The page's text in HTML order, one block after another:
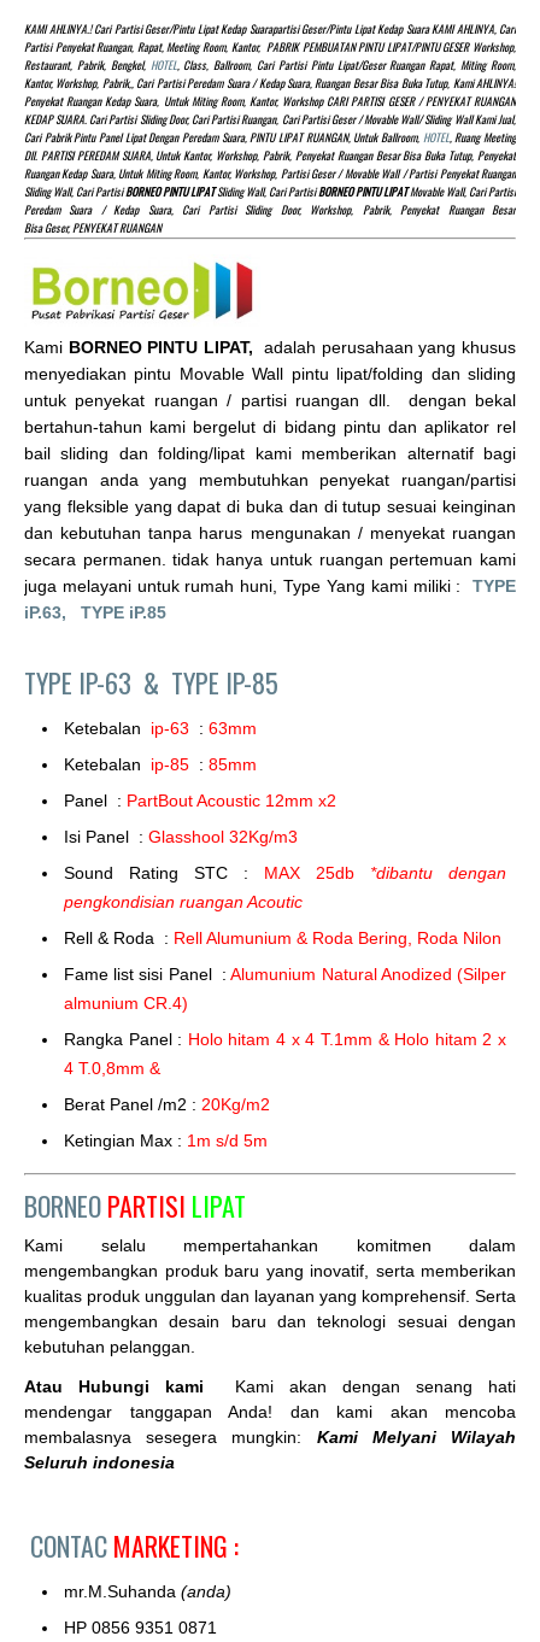
KAMI AHLINYA.! Cari Partisi Geser/pintu Lipat Kedap Suarapartisi Geser/pintu Lipat Kedap Suara KAMI AHLINYA, Cari
Partisi Penyekat Ruangan, Rapat, Meeting Room, Kantor, PABRIK PEMBUATAN PINTU LIPAT/PINTU GESER Workshop,
Restaurant, Pabrik, Bengkel, HOTEL, Class, Ballroom, Cari Partisi Pintu Lipat/Geser Ruangan Rapat, Miting Room,
Kantor, Workshop, Pabrik,, Cari Partisi Peredam Suara / Kedap Suara, Ruangan Besar Bisa Buka Tutup, Kami AHLINYA!
Penyekat Ruangan Kedap Suara, Untuk Miting Room, Kantor, Workshop CARI PARTISI GESER / PENYEKAT RUANGAN
KEDAP SUARA. Cari Partisi Sliding Door, Cari Partisi Ruangan, Cari Partisi Geser / Movable Wall/ Sliding Wall Kami Jual,
Cari Pabrik Pintu Panel Lipat Dengan Peredam Suara, PINTU LIPAT RUANGAN, Untuk Ballroom, HOTEL, Ruang Meeting
Dll. PARTISI PEREDAM SUARA, Untuk Kantor, Workshop, Pabrik, Penyekat Ruangan Besar Bisa Buka Tutup, Penyekat
Ruangan Kedap Suara, Untuk Miting Room, Kantor, Workshop, Partisi Geser / Movable Wall / Partisi Penyekat Ruangan
Sliding Wall, Cari PartisiBORNEO PINTU LIPATSliding Wall, Cari PartisiBORNEO PINTU LIPATMovable Wall, Cari Partisi
Peredam Suara / Kedap Suara, Cari Partisi Sliding Door, Workshop, Pabrik, Penyekat Ruangan Besar
Bisa Geser, PENYEKAT RUANGAN
Kami BORNEO PINTU LIPAT, adalah perusahaan yang khusus
menyediakan pintu Movable Wall pintu lipat/folding dan sliding
untuk penyekat ruangan / partisi ruangan dll. dengan bekal
bertahun-tahun kami bergelut di bidang pintu dan aplikator rel
bail sliding dan folding/lipat kami memberikan alternatif bagi
ruangan anda yang membutuhkan penyekat ruangan/partisi
yang fleksible yang dapat di buka dan di tutup sesuai keinginan
dan kebutuhan tanpa harus mengunakan / menyekat ruangan
secara permanen. tidak hanya untuk ruangan pertemuan kami
juga melayani untuk rumah huni, Type Yang kami miliki : TYPE
iP.63, TYPE iP.85
TYPE IP-63 & TYPE IP-85
Ketebalan ip-63 : 63mm
Ketebalan ip-85 : 85mm
Panel : PartBout Acoustic 12mm x2
Isi Panel : Glasshool 32Kg/m3
Sound Rating STC : MAX 25db *dibantu dengan
pengkondisian ruangan Acoutic
Rell & Roda : Rell Alumunium & Roda Bering, Roda Nilon
Fame list sisi Panel :Alumunium Natural Anodized (Silper
almunium CR.4)
Rangka Panel : Holo hitam 4 x 4 T.1mm & Holo hitam 2 x
4 T.0,8mm &
Berat Panel /m2 : 20Kg/m2
Ketingian Max : 1m s/d 5m
BORNEOPARTISI LIPAT
Kami selalu mempertahankan komitmen dalam
mengembangkan produk baru yang inovatif, serta memberikan
kualitas produk unggulan dan layanan yang komprehensif. Serta
mengembangkan desain baru dan teknologi sesuai dengan
kebutuhan pelanggan.
Atau Hubungi kami
Kami akan dengan senang hati
mendengar tanggapan Anda! dan kami akan mencoba
membalasnya sesegera mungkin: Kami Melyani Wilayah
Seluruh indonesia
CONTACMARKETING :
mr.M.Suhanda (anda)
HP 0856 9351 0871